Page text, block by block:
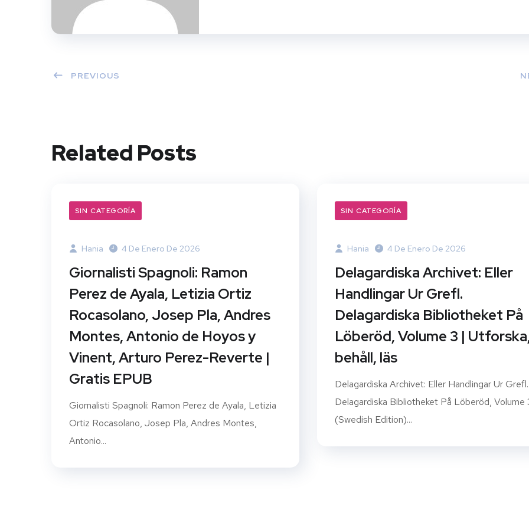
PREVIOUS
Related Posts
SIN CATEGORÍA
Hania 4 De Enero De 2026
Giornalisti Spagnoli: Ramon
Perez de Ayala, Letizia Ortiz
Rocasolano, Josep Pla, Andres
Montes, Antonio de Hoyos y
Vinent, Arturo Perez-Reverte |
Gratis EPUB
Giornalisti Spagnoli: Ramon Perez de Ayala, Letizia
Ortiz Rocasolano, Josep Pla, Andres Montes,
Antonio...
SIN CATEGORÍA
Hania 4 De Enero De 2026
Delagardiska Archivet: Eller
Handlingar Ur Grefl.
Delagardiska Bibliotheket På
Löberöd, Volume 3 |
behåll, läs
Delagardiska Archivet: Eller Handlingar Ur Grefl.
Delagardiska Bibliotheket På Löberöd, Volume
(Swedish Edition)...